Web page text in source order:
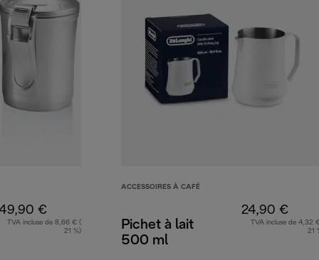
€
TVA incluse de 8,66 € (
21 %)
ACCESSOIRES À CAFÉ
Pichet à lait
500 ml
24,90 €
TVA incluse de 4,32
21